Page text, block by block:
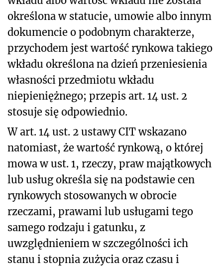
określona w statucie, umowie albo innym
dokumencie o podobnym charakterze,
przychodem jest wartość rynkowa takiego
wkładu określona na dzień przeniesienia
własności przedmiotu wkładu
niepieniężnego; przepis art. 14 ust. 2
stosuje się odpowiednio.
W art. 14 ust. 2 ustawy CIT wskazano
natomiast, że wartość rynkową, o której
mowa w ust. 1, rzeczy, praw majątkowych
lub usług określa się na podstawie cen
rynkowych stosowanych w obrocie
rzeczami, prawami lub usługami tego
samego rodzaju i gatunku, z
uwzględnieniem w szczególności ich
stanu i stopnia zużycia oraz czasu i